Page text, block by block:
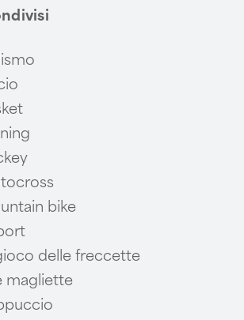
bike
delle freccette
magliette